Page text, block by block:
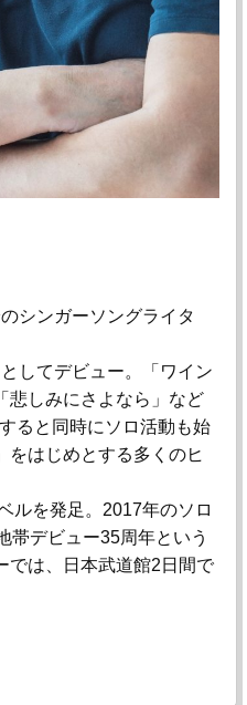
シンガーソングライタ
してデビュー。「ワイン
悲しみにさよなら」など
ると同時にソロ活動も始
をはじめとする多くのヒ
ルを発足。 2017年のソロ
帯デビュー35周年という
では、日本武道館2 日間で